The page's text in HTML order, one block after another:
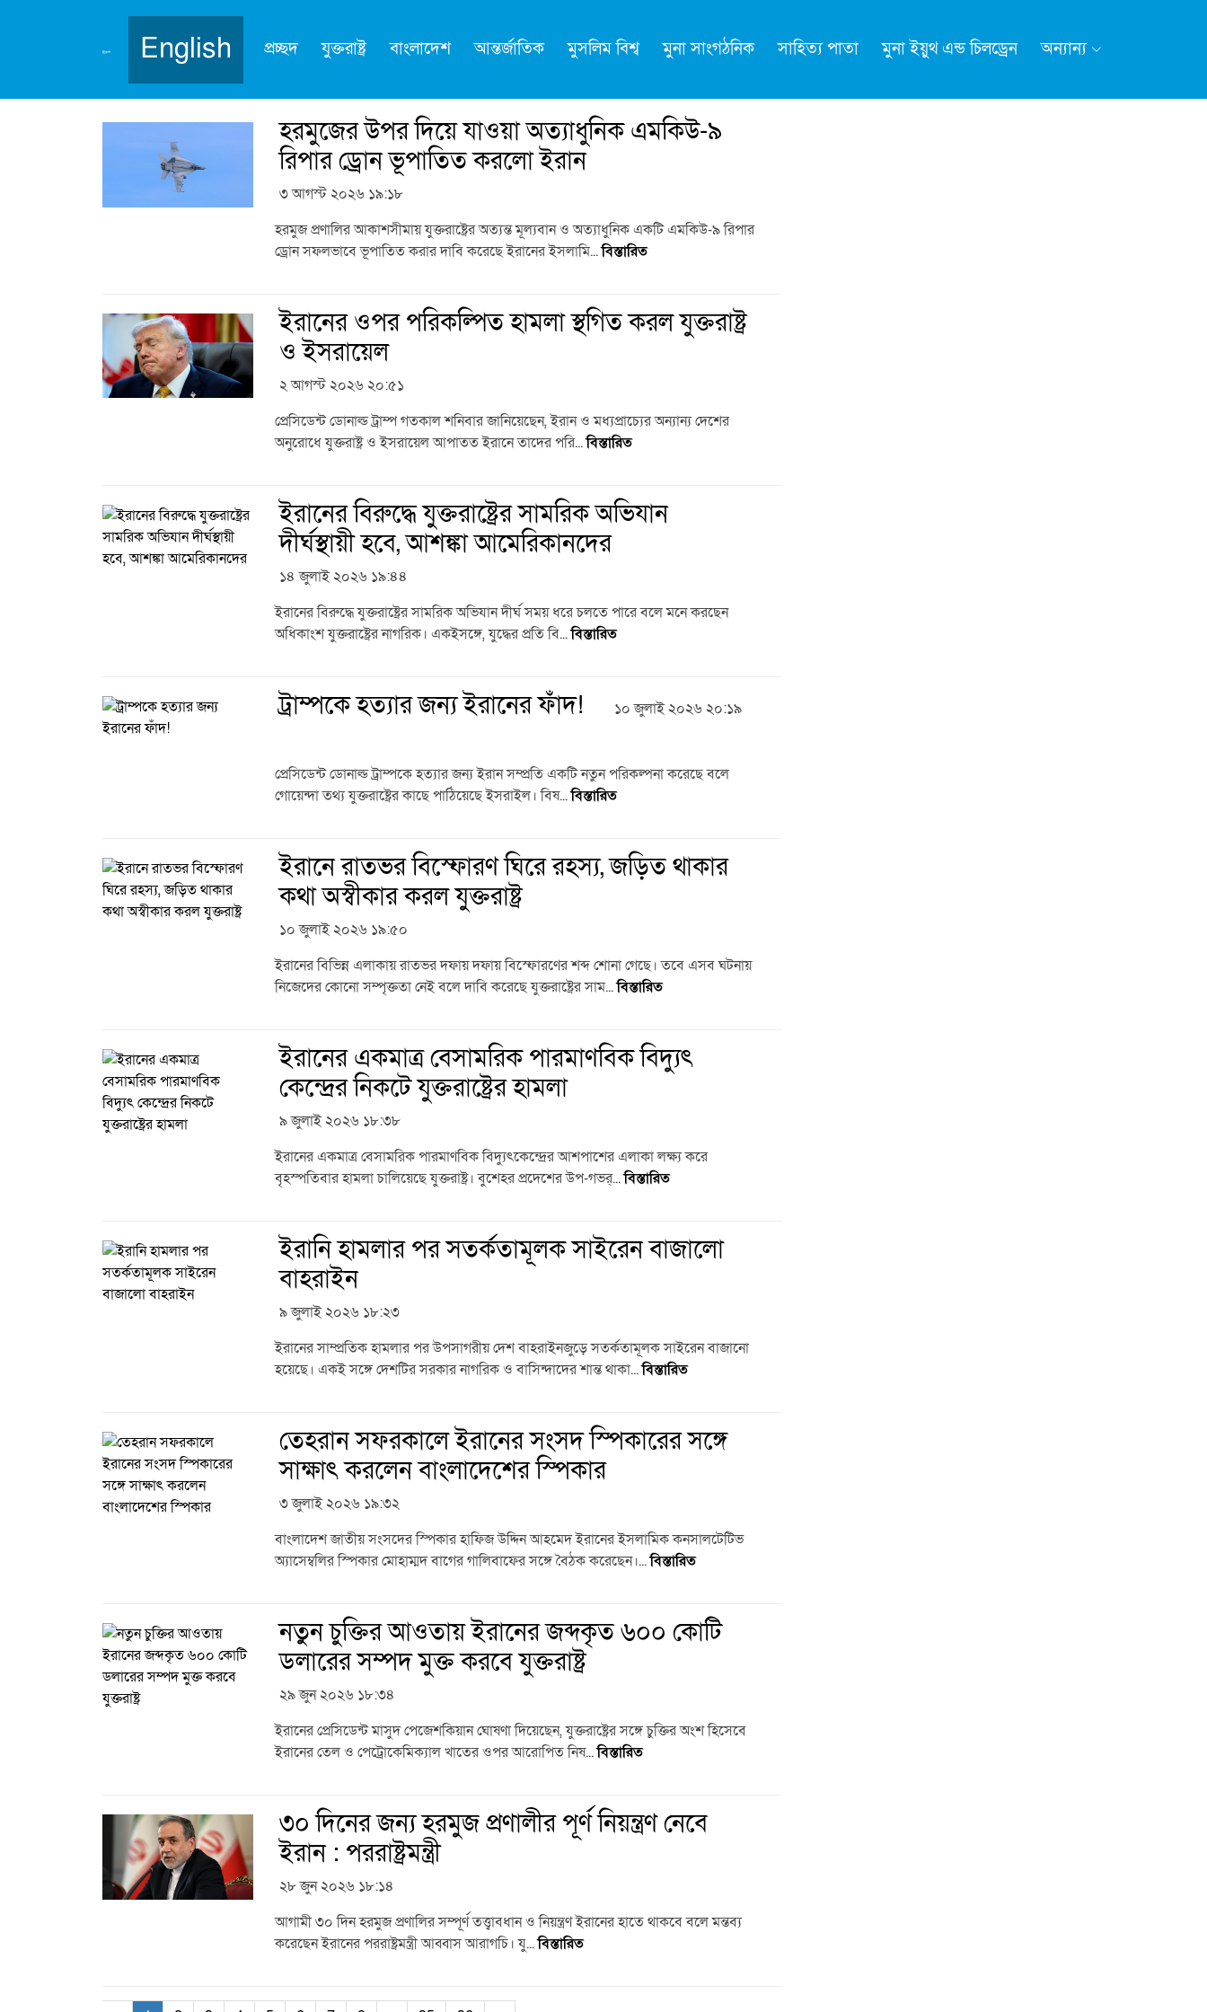
English প্রচ্ছদ যুক্তরাষ্ট্র বাংলাদেশ আন্তর্জাতিক মুসলিম বিশ্ব মুনা সাংগঠনিক সাহিত্য পাতা মুনা ইয়ুথ এন্ড চিলড্রেন অন্যান্য
বিষয়:ইরান
হরমুজের উপর দিয়ে যাওয়া অত্যাধুনিক এমকিউ-৯
রিপার ড্রোন ভূপাতিত করলো ইরান
৩ আগস্ট ২০২৬ ১৯:১৮
হরমুজ প্রণালির আকাশসীমায় যুক্তরাষ্ট্রের অত্যন্ত মূল্যবান ও অত্যাধুনিক একটি এমকিউ-৯ রিপার
ড্রোন সফলভাবে ভূপাতিত করার দাবি করেছে ইরানের ইসলামি...বিস্তারিত
ইরানের ওপর পরিকল্পিত হামলা স্থগিত করল যুক্তরাষ্ট্র
ও ইসরায়েল
২ আগস্ট ২০২৬ ২০:৫১
প্রেসিডেন্ট ডোনাল্ড ট্রাম্প গতকাল শনিবার জানিয়েছেন, ইরান ও মধ্যপ্রাচ্যের অন্যান্য দেশের
অনুরোধে যুক্তরাষ্ট্র ও ইসরায়েল আপাতত ইরানে তাদের পরি...বিস্তারিত
ইরানের বিরুদ্ধে যুক্তরাষ্ট্রের সামরিক অভিযান
দীর্ঘস্থায়ী হবে, আশঙ্কা আমেরিকানদের
১৪ জুলাই ২০২৬ ১৯:৪৪
ইরানের বিরুদ্ধে যুক্তরাষ্ট্রের সামরিক অভিযান দীর্ঘ সময় ধরে চলতে পারে বলে মনে করছেন
অধিকাংশ যুক্তরাষ্ট্রের নাগরিক। একইসঙ্গে, যুদ্ধের প্রতি বি...বিস্তারিত
ট্রাম্পকে হত্যার জন্য ইরানের ফাঁদ! ১০ জুলাই ২০২৬ ২০:১৯
প্রেসিডেন্ট ডোনাল্ড ট্রাম্পকে হত্যার জন্য ইরান সম্প্রতি একটি নতুন পরিকল্পনা করেছে বলে
গোয়েন্দা তথ্য যুক্তরাষ্ট্রের কাছে পাঠিয়েছে ইসরাইল। বিষ...বিস্তারিত
ইরানে রাতভর বিস্ফোরণ ঘিরে রহস্য, জড়িত থাকার
কথা অস্বীকার করল যুক্তরাষ্ট্র
১০ জুলাই ২০২৬ ১৯:৫০
ইরানের বিভিন্ন এলাকায় রাতভর দফায় দফায় বিস্ফোরণের শব্দ শোনা গেছে। তবে এসব ঘটনায়
নিজেদের কোনো সম্পৃক্ততা নেই বলে দাবি করেছে যুক্তরাষ্ট্রের সাম...বিস্তারিত
ইরানের একমাত্র বেসামরিক পারমাণবিক বিদ্যুৎ
কেন্দ্রের নিকটে যুক্তরাষ্ট্রের হামলা
৯ জুলাই ২০২৬ ১৮:৩৮
ইরানের একমাত্র বেসামরিক পারমাণবিক বিদ্যুৎকেন্দ্রের আশপাশের এলাকা লক্ষ্য করে
বৃহস্পতিবার হামলা চালিয়েছে যুক্তরাষ্ট্র। বুশেহর প্রদেশের উপ-গভর্...বিস্তারিত
ইরানি হামলার পর সতর্কতামূলক সাইরেন বাজালো
বাহরাইন
৯ জুলাই ২০২৬ ১৮:২৩
ইরানের সাম্প্রতিক হামলার পর উপসাগরীয় দেশ বাহরাইনজুড়ে সতর্কতামূলক সাইরেন বাজানো
হয়েছে। একই সঙ্গে দেশটির সরকার নাগরিক ও বাসিন্দাদের শান্ত থাকা...বিস্তারিত
তেহরান সফরকালে ইরানের সংসদ স্পিকারের সঙ্গে
সাক্ষাৎ করলেন বাংলাদেশের স্পিকার
৩ জুলাই ২০২৬ ১৯:৩২
বাংলাদেশ জাতীয় সংসদের স্পিকার হাফিজ উদ্দিন আহমেদ ইরানের ইসলামিক কনসালটেটিভ
অ্যাসেম্বলির স্পিকার মোহাম্মদ বাগের গালিবাফের সঙ্গে বৈঠক করেছেন।...বিস্তারিত
নতুন চুক্তির আওতায় ইরানের জব্দকৃত ৬০০ কোটি
ডলারের সম্পদ মুক্ত করবে যুক্তরাষ্ট্র
২৯ জুন ২০২৬ ১৮:৩৪
ইরানের প্রেসিডেন্ট মাসুদ পেজেশকিয়ান ঘোষণা দিয়েছেন, যুক্তরাষ্ট্রের সঙ্গে চুক্তির অংশ হিসেবে
ইরানের তেল ও পেট্রোকেমিক্যাল খাতের ওপর আরোপিত নিষ...বিস্তারিত
৩০ দিনের জন্য হরমুজ প্রণালীর পূর্ণ নিয়ন্ত্রণ নেবে
ইরান : পররাষ্ট্রমন্ত্রী
২৮ জুন ২০২৬ ১৮:১৪
আগামী ৩০ দিন হরমুজ প্রণালির সম্পূর্ণ তত্ত্বাবধান ও নিয়ন্ত্রণ ইরানের হাতে থাকবে বলে মন্তব্য
করেছেন ইরানের পররাষ্ট্রমন্ত্রী আব্বাস আরাগচি। যু...বিস্তারিত